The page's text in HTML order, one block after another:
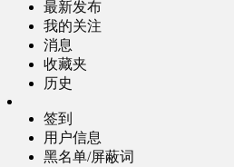
最新发布
我的关注
消息
收藏夹
历史
签到
用户信息
黑名单/屏蔽词